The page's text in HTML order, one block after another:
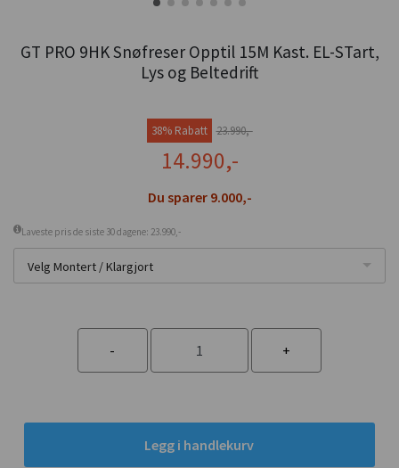
GT PRO 9HK Snøfreser Opptil 15M Kast. EL-STart,
Lys og Beltedrift
38% Rabatt 23.990,-
14.990,-
Du sparer 9.000,-
Laveste pris de siste 30 dagene: 23.990,-
Velg Montert / Klargjort
Legg i handlekurv